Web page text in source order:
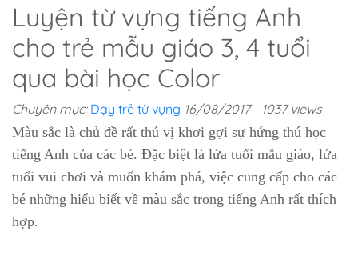
Luyện từ vựng tiếng Anh
cho trẻ mẫu giáo 3, 4 tuổi
qua bài học Color
Chuyên mục: Dạy trẻ từ vựng 16/08/2017
1037 views
Màu sắc là chủ đề rất thú vị khơi gợi sự hứng thú học
tiếng Anh của các bé. Đặc biệt là lứa tuổi mẫu giáo, lứa
tuổi vui chơi và muốn khám phá, việc cung cấp cho các
bé những hiểu biết về màu sắc trong tiếng Anh rất thích
hợp.